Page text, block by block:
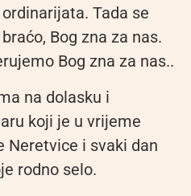
Tada se
Bog zna za nas.
Bog zna za nas..
na dolasku i
koji je u vrijeme
Neretvice i svaki dan
rodno selo.